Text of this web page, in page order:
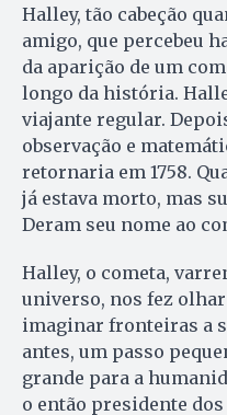
Halley, tão cabeção
amigo, que percebeu
da aparição de um
longo da história.
viajante regular.
observação e
retornaria em 1758.
já estava morto, mas
Deram seu nome ao
Halley, o cometa,
universo, nos fez
imaginar fronteiras a
antes, um passo
grande para a
o então presidente dos